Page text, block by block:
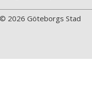
2026 Göteborgs Stad